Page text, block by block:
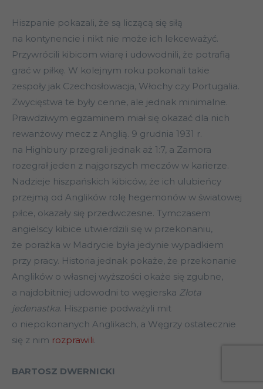
Hiszpanie pokazali, że są liczącą się siłą
na kontynencie i nikt nie może ich lekceważyć.
Przywrócili kibicom wiarę i udowodnili, że potrafią
grać w piłkę. W kolejnym roku pokonali takie
zespoły jak Czechosłowacja, Włochy czy Portugalia.
Zwycięstwa te były cenne, ale jednak minimalne.
Prawdziwym egzaminem miał się okazać dla nich
rewanżowy mecz z Anglią. 9 grudnia 1931 r.
na Highbury przegrali jednak aż 1:7, a Zamora
rozegrał jeden z najgorszych meczów w karierze.
Nadzieje hiszpańskich kibiców, że ich ulubieńcy
przejmą od Anglików rolę hegemonów w światowej
piłce, okazały się przedwczesne. Tymczasem
angielscy kibice utwierdzili się w przekonaniu,
że porażka w Madrycie była jedynie wypadkiem
przy pracy. Historia jednak pokaże, że przekonanie
Anglików o własnej wyższości okaże się zgubne,
a najdobitniej udowodni to węgierska Złota
jedenastka. Hiszpanie podważyli mit
o niepokonanych Anglikach, a Węgrzy ostatecznie
się z nim rozprawili.
BARTOSZ DWERNICKI